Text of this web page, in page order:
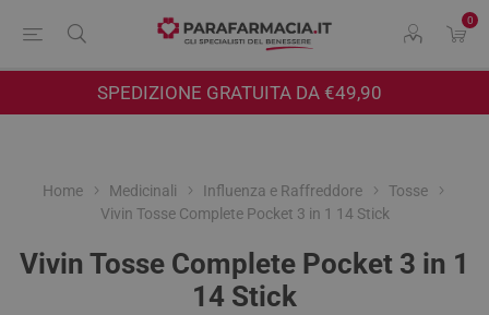
0
SPEDIZIONE GRATUITA DA €49,90
Home Medicinali Influenza e Raffreddore
Tosse
Vivin Tosse Complete Pocket 3 in 1 14 Stick
Vivin Tosse Complete Pocket 3 in 1
14 Stick